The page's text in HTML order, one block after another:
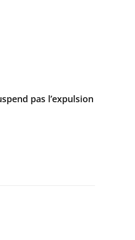
pas l’expulsion